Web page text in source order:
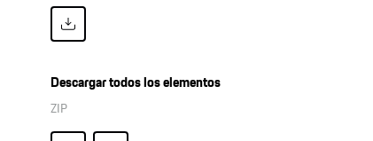
Descargar todos los elementos
ZIP